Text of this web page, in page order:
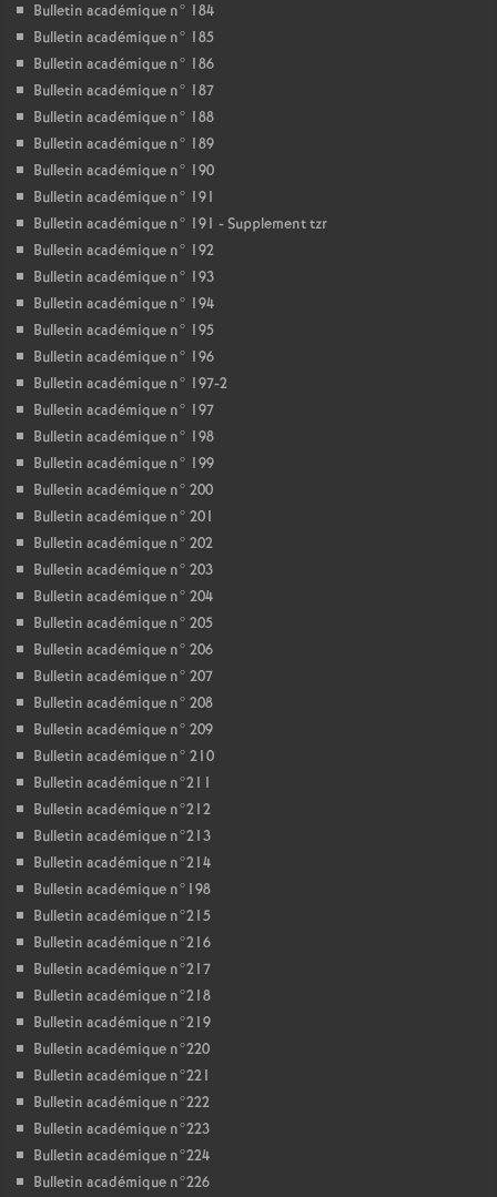
Bulletin académique n° 184
Bulletin académique n° 185
Bulletin académique n° 186
Bulletin académique n° 187
Bulletin académique n° 188
Bulletin académique n° 189
Bulletin académique n° 190
Bulletin académique n° 191
Bulletin académique n° 191 - Supplement tzr
Bulletin académique n° 192
Bulletin académique n° 193
Bulletin académique n° 194
Bulletin académique n° 195
Bulletin académique n° 196
Bulletin académique n° 197-2
Bulletin académique n° 197
Bulletin académique n° 198
Bulletin académique n° 199
Bulletin académique n° 200
Bulletin académique n° 201
Bulletin académique n° 202
Bulletin académique n° 203
Bulletin académique n° 204
Bulletin académique n° 205
Bulletin académique n° 206
Bulletin académique n° 207
Bulletin académique n° 208
Bulletin académique n° 209
Bulletin académique n° 210
Bulletin académique n°211
Bulletin académique n°212
Bulletin académique n°213
Bulletin académique n°214
Bulletin académique n°198
Bulletin académique n°215
Bulletin académique n°216
Bulletin académique n°217
Bulletin académique n°218
Bulletin académique n°219
Bulletin académique n°220
Bulletin académique n°221
Bulletin académique n°222
Bulletin académique n°223
Bulletin académique n°224
Bulletin académique n°226